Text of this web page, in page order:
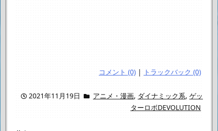
コメント (0) | トラックバック (0)
2021年11月19日 アニメ・漫画, ダイナミック系, ゲッ
ターロボDEVOLUTION